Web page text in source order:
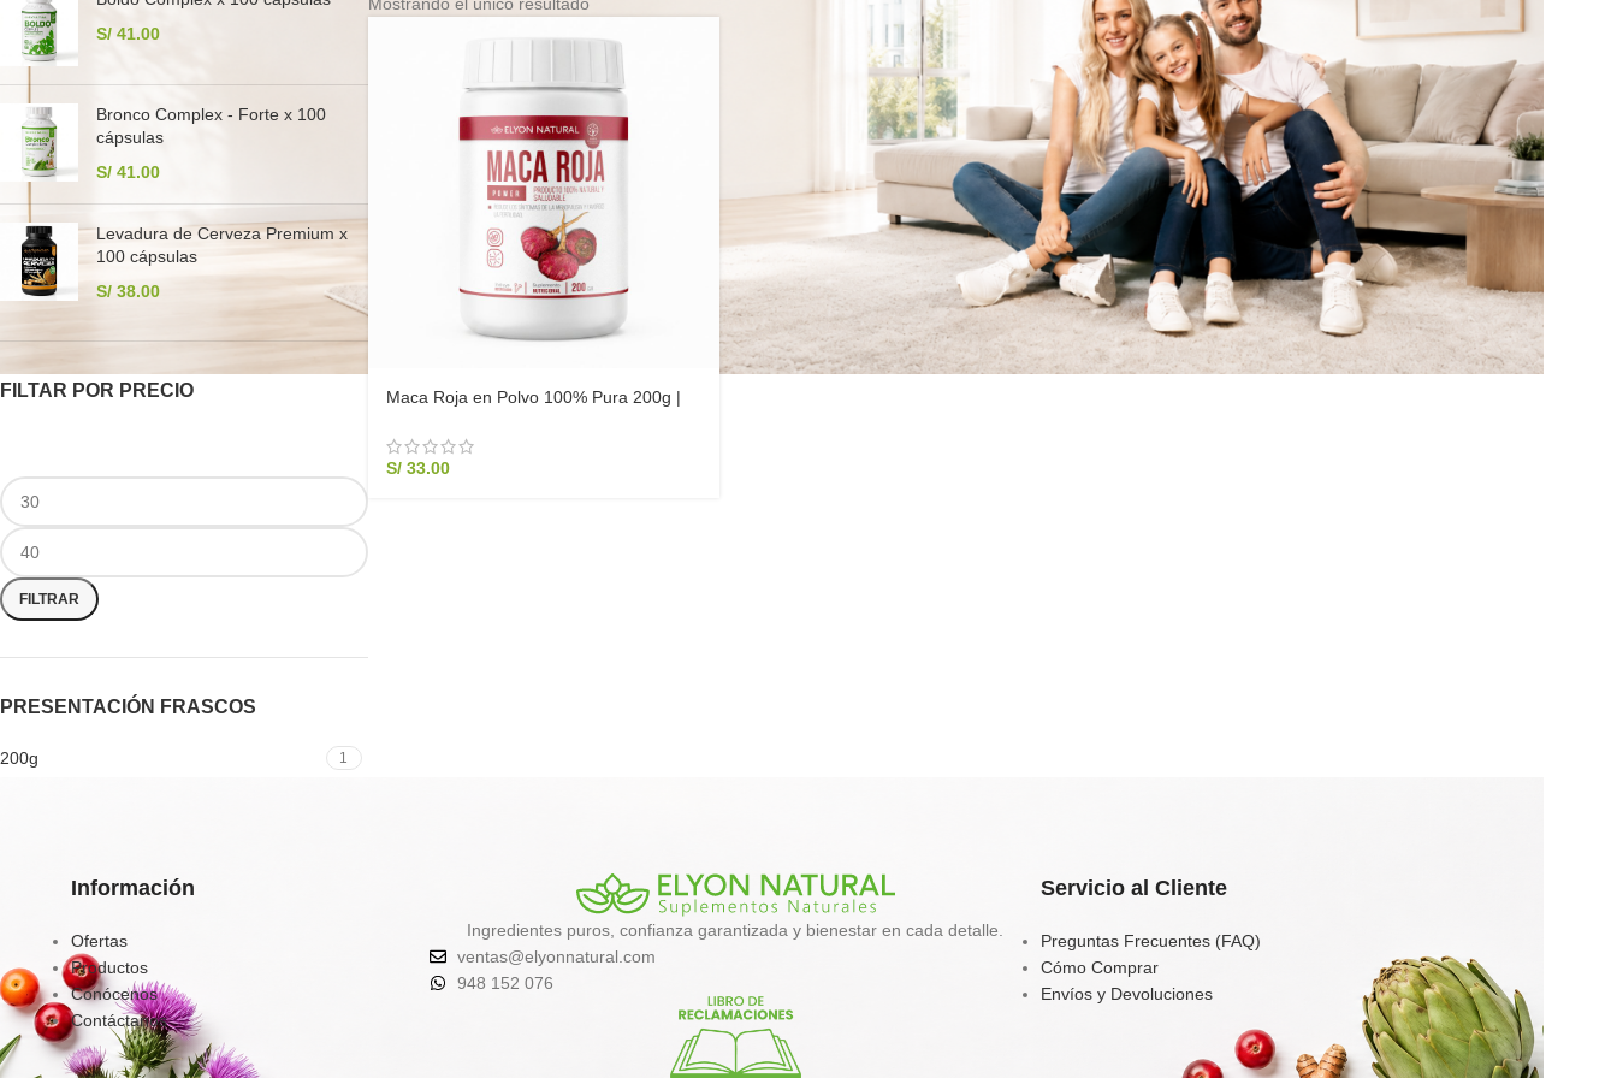
S/ 41.00
Bronco Complex - Forte x 100
cápsulas
S/ 41.00
Levadura de Cerveza Premium x
100 cápsulas
S/ 38.00
FILTAR POR PRECIO
FILTRAR
PRESENTACIÓN FRASCOS
200g 1
Maca Roja en Polvo 100% Pura 200g |
S/33.00
Información
Ofertas
Productos
Conócenos
Contáctanos
Ingredientes puros, confianza garantizada y bienestar en cada detalle.
ventas@elyonnatural.com
948 152 076
Servicio al Cliente
Preguntas Frecuentes (FAQ)
Cómo Comprar
Envíos y Devoluciones